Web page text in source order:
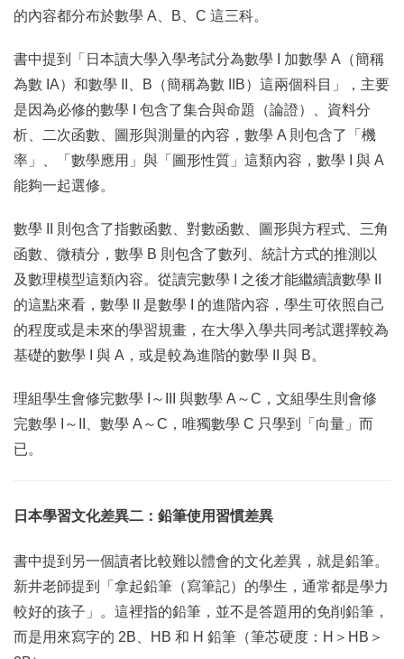
的內容都分布於數學 A、B、C 這三科。
書中提到「日本讀大學入學考試分為數學 I 加數學 A（簡稱
為數 IA）和數學 II、B（簡稱為數 IIB）這兩個科目」，主要
是因為必修的數學 I 包含了集合與命題（論證）、資料分
析、二次函數、圖形與測量的內容，數學 A 則包含了「機
率」、「數學應用」與「圖形性質」這類內容，數學 I 與 A
能夠一起選修。
數學 II 則包含了指數函數、對數函數、圖形與方程式、三角
函數、微積分，數學 B 則包含了數列、統計方式的推測以
及數理模型這類內容。從讀完數學 I 之後才能繼續讀數學 II
的這點來看，數學 II 是數學 I 的進階內容，學生可依照自己
的程度或是未來的學習規畫，在大學入學共同考試選擇較為
基礎的數學 I 與 A，或是較為進階的數學 II 與 B。
理組學生會修完數學 I～III 與數學 A～C，文組學生則會修
完數學 I～II、數學 A～C，唯獨數學 C 只學到「向量」而
已。
日本學習文化差異二：鉛筆使用習慣差異
書中提到另一個讀者比較難以體會的文化差異，就是鉛筆。
新井老師提到「拿起鉛筆（寫筆記）的學生，通常都是學力
較好的孩子」。這裡指的鉛筆，並不是答題用的免削鉛筆，
而是用來寫字的 2B、HB 和 H 鉛筆（筆芯硬度：H＞HB＞